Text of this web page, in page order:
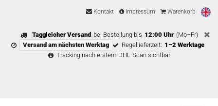
Kontakt Impressum Warenkorb
Taggleicher Versand bei Bestellung bis 12:00 Uhr (Mo–Fr)
Versand am nächsten Werktag
Regellieferzeit: 1–2 Werktage
Tracking nach erstem DHL-Scan sichtbar